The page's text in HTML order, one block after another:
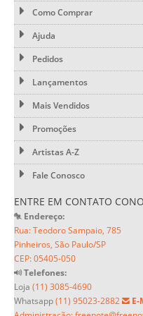
Como Comprar
Ajuda
Pedidos
Lançamentos
Mais Vendidos
Promoções
Artistas A-Z
Fale Conosco
ENTRE EM CONTATO
Endereço:
Rua: Teodoro Sampaio, 785
Pinheiros, São Paulo/SP
CEP: 05405-050
Telefones:
Loja (11) 3085-4690
Whatsapp(11) 95023-2882